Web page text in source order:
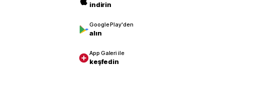
indirin
Google Play'den
alın
App Galeri ile
keşfedin